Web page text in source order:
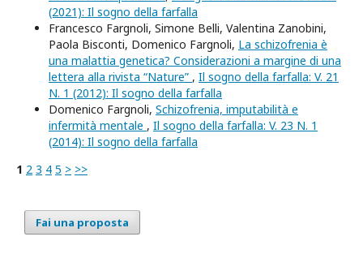
(2021): Il sogno della farfalla
Francesco Fargnoli, Simone Belli, Valentina Zanobini,
Paola Bisconti, Domenico Fargnoli, La schizofrenia è
una malattia genetica? Considerazioni a margine di una
lettera alla rivista “Nature” , Il sogno della farfalla: V. 21
N. 1 (2012): Il sogno della farfalla
Domenico Fargnoli, Schizofrenia, imputabilità e
infermità mentale , Il sogno della farfalla: V. 23 N. 1
(2014): Il sogno della farfalla
1 2 3 4 5 > >>
Fai una proposta